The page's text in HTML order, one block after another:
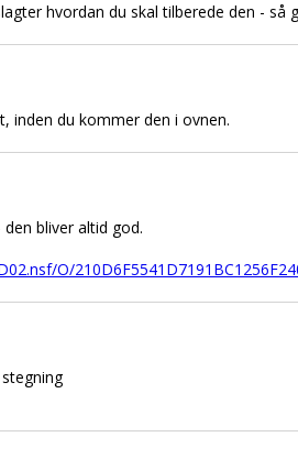
hvordan du skal tilberede den - så
inden du kommer den i ovnen.
bliver altid god.
O/